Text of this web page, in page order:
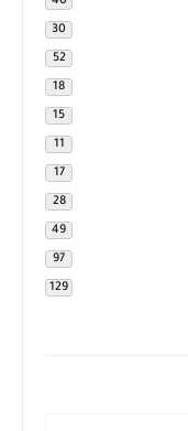
30
52
18
15
11
17
28
49
97
129